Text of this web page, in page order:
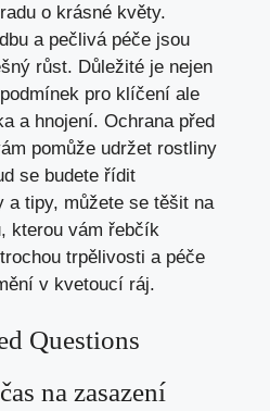
o krásné květy.
a pečlivá péče jsou
růst. Důležité je nejen
pro klíčení ale
a hnojení. Ochrana před
pomůže udržet rostliny
se budete řídit
a tipy, můžete se těšit na
kterou vám řebčík
trpělivosti a péče
v kvetoucí ráj.
Questions
na zasazení